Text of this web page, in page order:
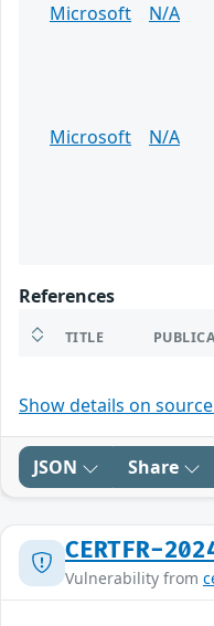
Microsoft
N/A
Microsoft
N/A
References
TITLE
Show details on
JSON Share
CERTFR-
Vulnerability from